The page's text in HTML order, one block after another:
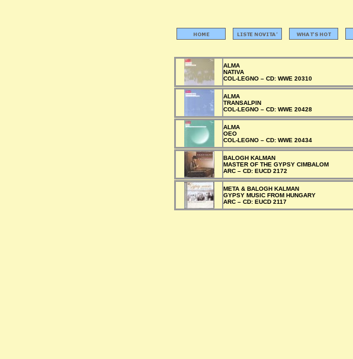
ALMA
NATIVA
COL-LEGNO – CD: WWE 20310
ALMA
TRANSALPIN
COL-LEGNO – CD: WWE 20428
ALMA
OEO
COL-LEGNO – CD: WWE 20434
BALOGH KALMAN
MASTER OF THE GYPSY CIMBALOM
ARC – CD: EUCD 2172
META & BALOGH KALMAN
GYPSY MUSIC FROM HUNGARY
ARC – CD: EUCD 2117